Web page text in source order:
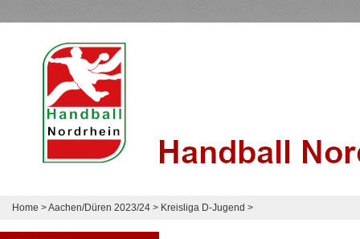
Home >Aachen/Düren 2023/24 > Kreisliga D-Jugend >